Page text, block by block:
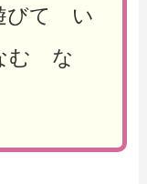
びて い
む な